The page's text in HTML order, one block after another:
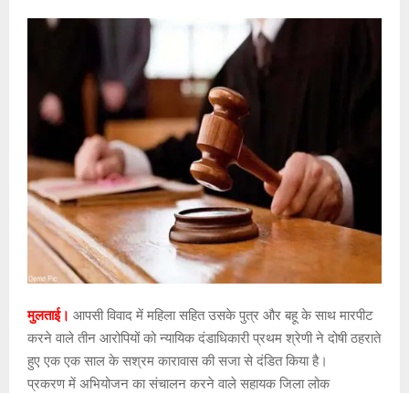
मुलताई। आपसी विवाद में महिला सहित उसके पुत्र और बहू के साथ मारपीट
करने वाले तीन आरोपियों को न्यायिक दंडाधिकारी प्रथम श्रेणी ने दोषी ठहराते
हुए एक एक साल के सश्रम कारावास की सजा से दंडित किया है।
प्रकरण में अभियोजन का संचालन करने वाले सहायक जिला लोक